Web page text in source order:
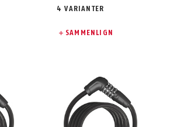
4 VARIANTER
SAMMENLIGN